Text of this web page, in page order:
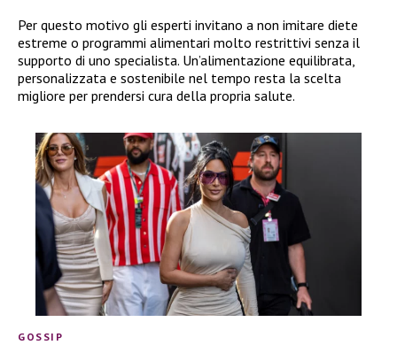
Per questo motivo gli esperti invitano a non imitare diete
estreme o programmi alimentari molto restrittivi senza il
supporto di uno specialista. Un’alimentazione equilibrata,
personalizzata e sostenibile nel tempo resta la scelta
migliore per prendersi cura della propria salute.
GOSSIP